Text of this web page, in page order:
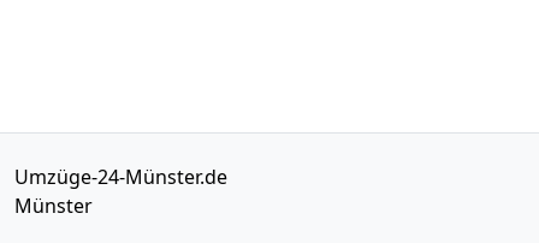
Umzüge-24-Münster.de
Münster